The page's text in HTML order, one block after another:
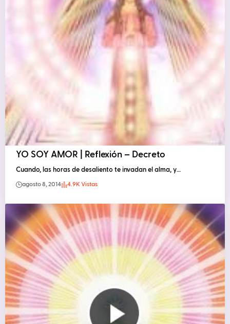
YO SOY AMOR | Reflexión – Decreto
Cuando, las horas de desaliento te invadan el alma, y…
agosto 8, 2014 4.9K Vistas